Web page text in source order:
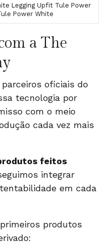
Legging Upfit Tule Power
Power White
a The
parceiros oficiais do
tecnologia por
com o meio
cada vez mais
feitos
integrar
em cada
produtos